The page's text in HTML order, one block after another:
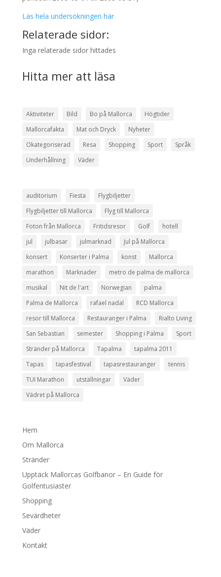
Läs hela undersökningen här
Relaterade sidor:
Inga relaterade sidor hittades
Hitta mer att läsa
Aktiviteter Bild Bo på Mallorca
Högtider
Mallorcafakta
Mat och Dryck
Nyheter
Okategoriserad
Resa Shopping Sport
Språk
Underhållning
Väder
auditorium Fiesta
Flygbiljetter
Flygbiljetter till Mallorca
Flyg till Mallorca
Foton från Mallorca
Fritidsresor Golf
hotell
jul
julbasar julmarknad
Jul på Mallorca
konsert
Konserter i Palma konst
Mallorca
marathon
Marknader
metro de palma de mallorca
musikal
Nit de l'art Norwegian
palma
Palma de Mallorca
rafael nadal
RCD Mallorca
resor till Mallorca
Restauranger i Palma
Rialto Living
San Sebastian
semester Shopping i Palma
Sport
Stränder på Mallorca
Tapalma
tapalma 2011
Tapas
tapasfestival tapasrestauranger
tennis
TUI Marathon
utställningar
Väder
Vädret på Mallorca
Hem
Om Mallorca
Stränder
Upptäck Mallorcas Golfbanor – En Guide för
Golfentusiaster
Shopping
Sevärdheter
Väder
Kontakt